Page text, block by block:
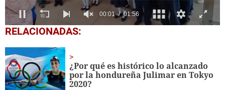
0
seconds
minute,
56
seconds
RELACIONADAS:
¿Por qué es histórico lo alcanzado
por la hondureña Julimar en Tokyo
2020?